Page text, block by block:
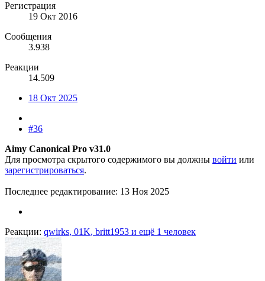
Регистрация
19 Окт 2016
Сообщения
3.938
Реакции
14.509
18 Окт 2025
#36
Aimy Canonical Pro v31.0
Для просмотра скрытого содержимого вы должны войти или
зарегистрироваться.
Последнее редактирование: 13 Ноя 2025
Реакции: qwirks, 01K, britt1953 и ещё 1 человек